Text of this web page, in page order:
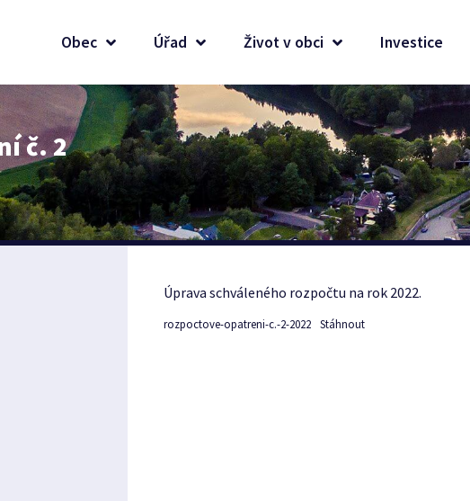
Obec Úřad Život v obci Investice
č. 2
Úprava schváleného rozpočtu na rok 2022.
rozpoctove-opatreni-c.-2-2022 Stáhnout